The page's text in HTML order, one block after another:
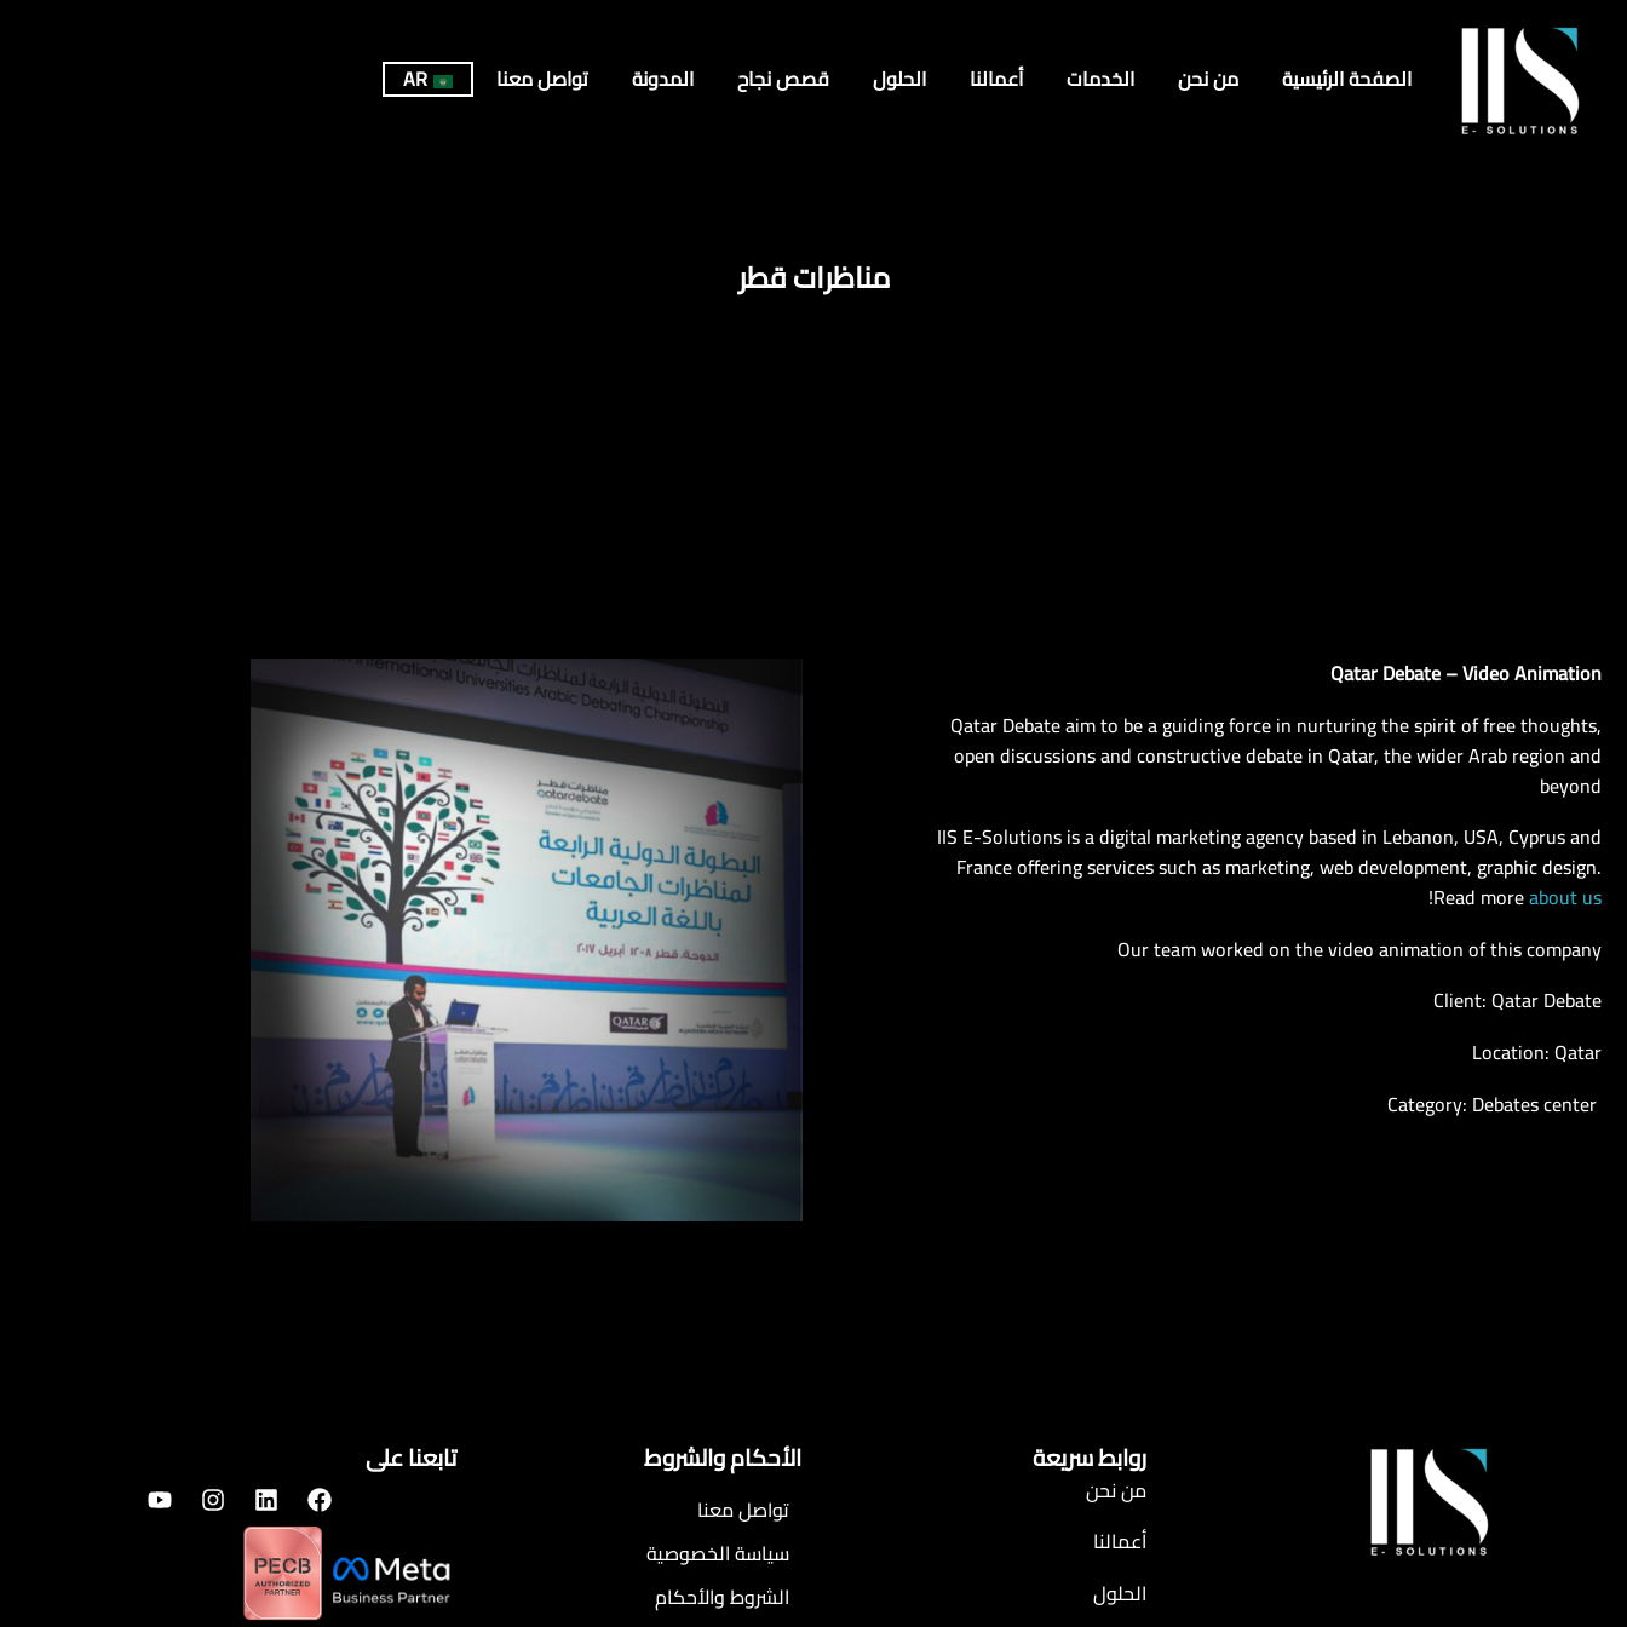
الصفحة الرئيسية من نحن الخدمات أعمالنا الحلول قصص نجاح المدونة تواصل معنا AR
مناظرات قطر
Qatar Debate – Video Animation
Qatar Debate aim to be a guiding force in nurturing the spirit of free thoughts,
open discussions and constructive debate in Qatar, the wider Arab region and
beyond
IIS E-Solutions is a digital marketing agency based in Lebanon, USA, Cyprus and
France offering services such as marketing, web development, graphic design.
Read moreabout us
!
Our team worked on the video animation of this company
Client: Qatar Debate
Location: Qatar
Category: Debates center
روابط سريعة
من نحن
أعمالنا
الحلول
الأحكام والشروط
تواصل معنا
سياسة الخصوصية
الشروط والأحكام
تابعنا على